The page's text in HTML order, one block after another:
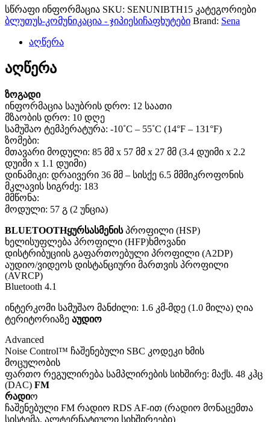
სწრაფი ინფორმაცია SKU: SENUNIBTH15 კატეგორიები
ბლუთუს-კომუნიკაცია - ჯიპიესიჩაფხუტები Brand: Sena
აღწერა
აღწერა
ზოგადი
ინფორმაცია საუბრის დრო: 12 საათი
მზაობის დრო: 10 დღე
სამუშაო ტემპერატურა: -10˚C – 55˚C (14°F – 131°F)
ზომები:
მთავარი მოდული: 85 მმ x 57 მმ x 27 მმ (3.4 დუიმი x 2.2
დუიმი x 1.1 დუიმი)
დინამიკი: დრაივერი 36 მმ – სისქე 6.5 მმმიკროფონის
მკლავის სიგრძე: 183
მმწონა:
მოდული: 57 გ (2 უნცია)
BLUETOOTHყურსასმენისპროფილი (HSP)
ხელისუფლება პროფილი (HFP)ხმოვანი
დისტრიბუციის გაფართოებული პროფილი (A2DP)
აუდიო/ვიდეოს დისტანციური მართვის პროფილი
(AVRCP)
Bluetooth 4.1
ინტერკომი სამუშაო მანძილი: 1.6 კმ-მდე (1.0 მილა) ღია
ტერიტორიაზე აუდიო
Advanced
Noise Control™ ჩაშენებული SBC კოდეკი ხმის
მოცულობის
ფართო რეგულირება სამპლირების სიხშირე: მაქს. 48 კჰც
(DAC) FM
რადიო
ჩაშენებული FM რადიო RDS AF-ით (რადიო მონაცემთა
სისტემა, ალტერნატიული სიხშირეები)